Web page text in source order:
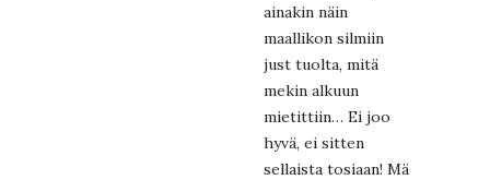
ainakin näin
maallikon silmiin
just tuolta, mitä
mekin alkuun
mietittiin… Ei joo
hyvä, ei sitten
sellaista tosiaan! Mä